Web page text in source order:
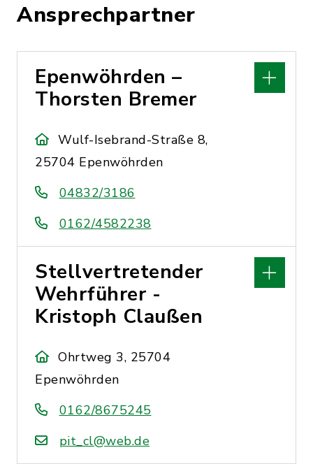
Ansprechpartner
Epenwöhrden –
Thorsten Bremer
Wulf-Isebrand-Straße 8,
25704 Epenwöhrden
04832/3186
0162/4582238
Stellvertretender
Wehrführer -
Kristoph Claußen
Ohrtweg 3, 25704
Epenwöhrden
0162/8675245
pit_cl@web.de